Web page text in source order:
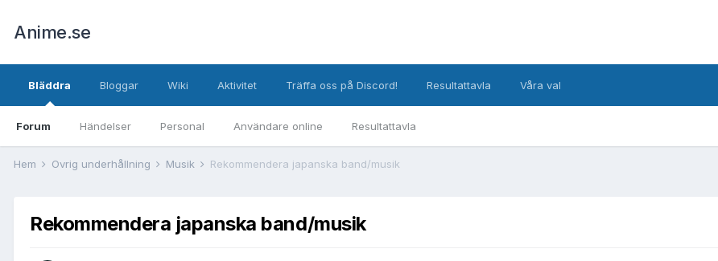
Anime.se
Bläddra
Forum Händelser Personal Användare online Resultattavla
Bloggar Wiki Aktivitet Träffa oss på Discord! Resultattavla Våra val
Hem Övrig underhållning Musik Rekommendera japanska band/musik
Rekommendera japanska band/musik